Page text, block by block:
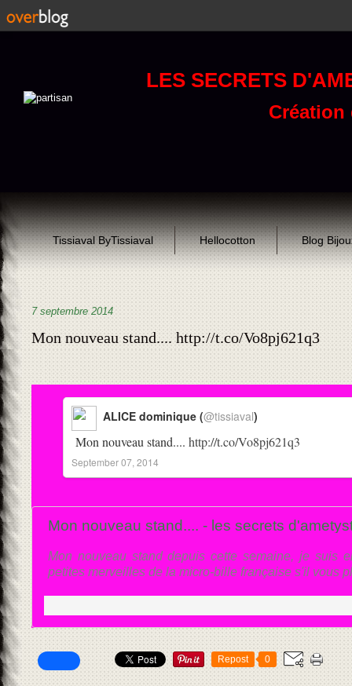
LES SECRETS
Création
Tissiaval ByTissiaval Hellocotton Blog
7 septembre 2014
Mon nouveau stand.... http://t.co/Vo8pj621q3
Mon nouveau stand.... http://t.co/Vo8pj621q3
ALICE dominique (@tissiaval)
September 07, 2014
Mon nouveau stand.... - les secrets
Mon nouveau stand depuis cette semaine, je suis
petites merveilles de la micro-bille française s'il vous
Repost 0